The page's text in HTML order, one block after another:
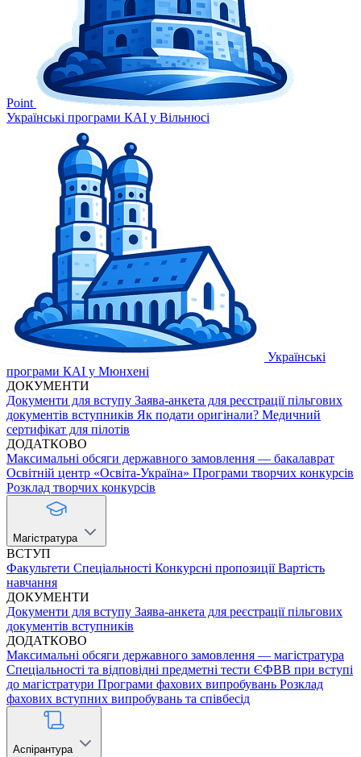
Point
Українські програми КАІ у Вільнюсі
Українські
програми КАІ у Мюнхені
ДОКУМЕНТИ
Документи для вступу Заява-анкета для реєстрації пільгових
документів вступників Як подати оригінали? Медичний
сертифікат для пілотів
ДОДАТКОВО
Максимальні обсяги державного замовлення — бакалаврат
Освітній центр «Освіта-Україна» Програми творчих конкурсів
Розклад творчих конкурсів
Магістратура
ВСТУП
Факультети Спеціальності Конкурсні пропозиції Вартість
навчання
ДОКУМЕНТИ
Документи для вступу Заява-анкета для реєстрації пільгових
документів вступників
ДОДАТКОВО
Максимальні обсяги державного замовлення — магістратура
Спеціальності та відповідні предметні тести ЄФВВ при вступі
до магістратури Програми фахових випробувань Розклад
фахових вступних випробувань та співбесід
Аспірантура